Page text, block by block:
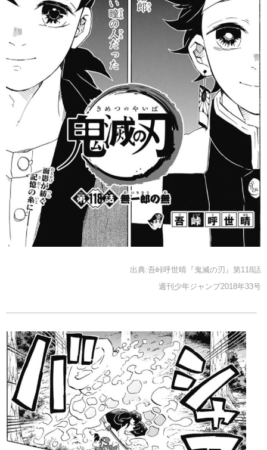
出典:吾峠呼世晴『鬼滅の刃』第118話
週刊少年ジャンプ2018年33号